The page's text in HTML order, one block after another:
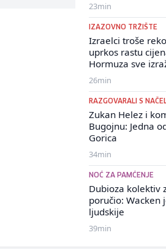
23min
IZAZOVNO TRŽIŠTE
Izraelci troše
uprkos rastu
Hormuza sve
26min
RAZGOVARALI S
Zukan Helez i
Bugojnu: Jedna
Gorica
34min
NOĆ ZA PAMĆENJE
Dubioza kolektiv
poručio: Wacken
ljudskije
39min